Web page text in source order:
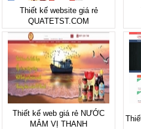
Thiết kế website giá rẻ
QUATETST.COM
Thiết kế web giá rẻ NƯỚC
MẮM VỊ THANH